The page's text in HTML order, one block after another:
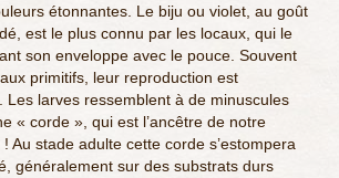
étonnantes. Le biju ou violet, au goût
est le plus connu par les locaux, qui le
son enveloppe avec le pouce. Souvent
primitifs, leur reproduction est
Les larves ressemblent à de minuscules
« corde », qui est l’ancêtre de notre
Au stade adulte cette corde s’estompera
généralement sur des substrats durs